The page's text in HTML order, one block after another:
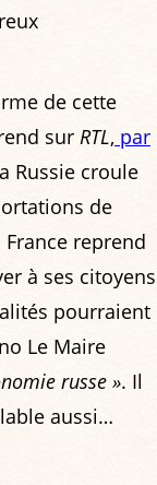
de cette
sur RTL, par
Russie croule
de
reprend
à ses citoyens
pourraient
Le Maire
russe ». Il
aussi…